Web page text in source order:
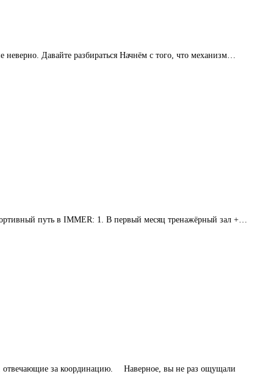
Давайте разбираться Начнём с того, что механизм…
путь в IMMER: 1. В первый месяц тренажёрный зал +…
отвечающие за координацию. ⠀ Наверное, вы не раз ощущали